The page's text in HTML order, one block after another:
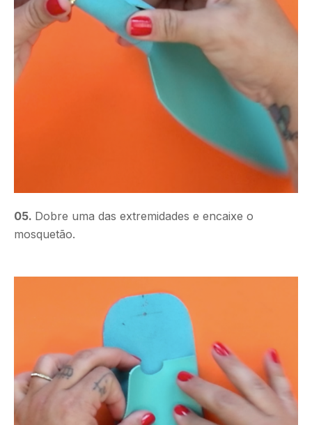
05. Dobre uma das extremidades e encaixe o
mosquetão.